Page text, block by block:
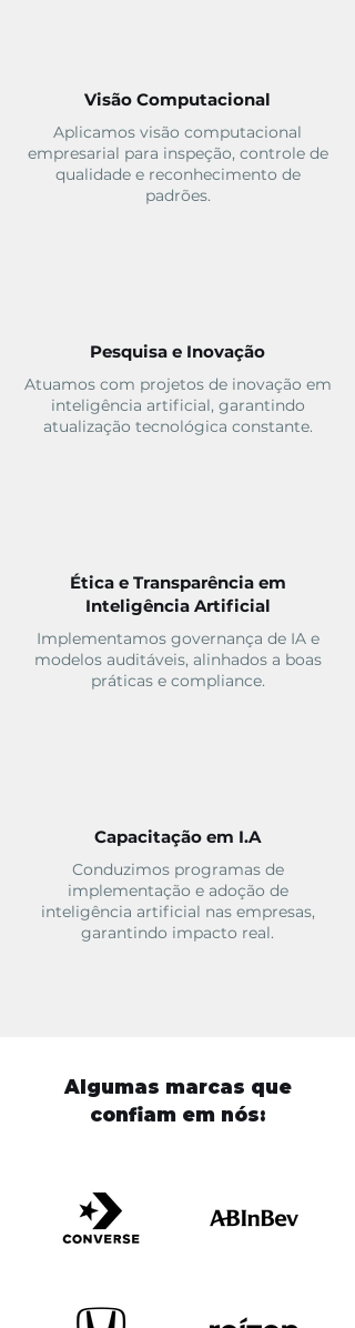
Visão Computacional
Aplicamos visão computacional
empresarial para inspeção, controle de
qualidade e reconhecimento de
padrões.
Pesquisa e Inovação
Atuamos com projetos de inovação em
inteligência artificial, garantindo
atualização tecnológica constante.
Ética e Transparência em
Inteligência Artificial
Implementamos governança de IA e
modelos auditáveis, alinhados a boas
práticas e compliance.
Capacitação em I.A
Conduzimos programas de
implementação e adoção de
inteligência artificial nas empresas,
garantindo impacto real.
Algumas marcas que
confiam em nós: